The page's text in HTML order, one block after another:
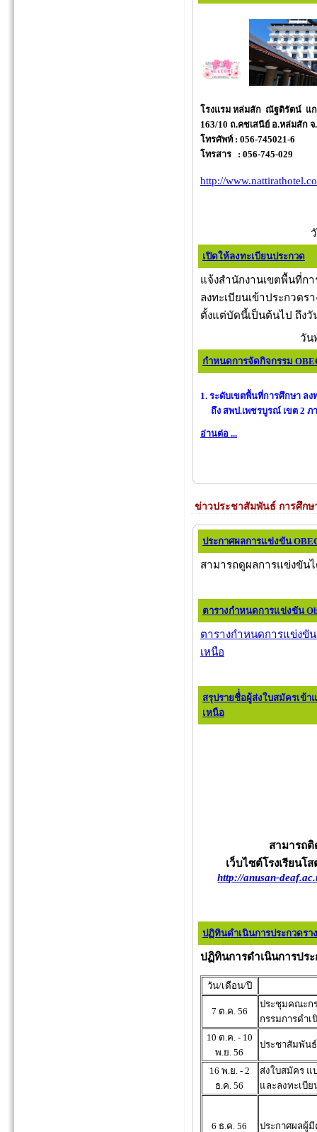
โรงแรม หล่มสัก
163/10 ถ.คชเสนีย์ อ
โทรศัพท์ : 056-745021-6
โทรสาร : 056-745-029
http://
เปิดให้ลงทะเบียนประกวด
แจ้งสำนักงานเขตพื้นที่ก
ลงทะเบียนเข้าประกวดร
ตั้งแต่บัดนี้เป็นต้นไป ถึงวั
วัน
กำหนดการจัดกิจกรรม
1. ระดับเขตพื้นที่การศึกษา ล
ถึง สพป.เพชรบูรณ์ เขต 2 ภ
อ่านต่อ ...
ข่าวประชาสัมพันธ์ การศึกษ
ประกาศผลการแข่งขัน
สามารถดูผลการแข่งขัน
ตารางกำหนดการแข่งขัน
ตารางกำหนดการแข่งขัน
เหนือ
สรุปรายชื่่อผู้ส่งใบสมัครเข้า
เหนือ
สามารถ
เว็บไซต์โรงเรียนโ
http://anusan-
ปฏิทินดำเนินการประกวดรา
ปฏิทินการดำเนินการประ
วัน/เดือน/ปี
7 ต.ค. 56
ประชุมคณะก
กรรมการดำเ
10 ต.ค. - 10
พ.ย. 56
ประชาสัมพัน
16 พ.ย. - 2
ธ.ค. 56
ส่งใบสมัคร
และลงทะเบีย
6 ธ.ค. 56 ประกาศผลผู้